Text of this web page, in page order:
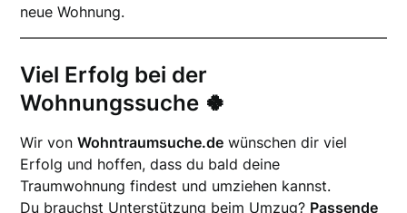
neue Wohnung.
Viel Erfolg bei der
Wohnungssuche 🍀
Wir vonWohntraumsuche.de wünschen dir viel
Erfolg und hoffen, dass du bald deine
Traumwohnung findest und umziehen kannst.
Du brauchst Unterstützung beim Umzug? Passende